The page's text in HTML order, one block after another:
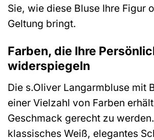
Sie, wie diese Bluse Ihre Figur
Geltung bringt.
Farben, die Ihre
widerspiegeln
Die s.Oliver Langarmbluse mit
einer Vielzahl von Farben
Geschmack gerecht zu
klassisches Weiß, elegantes